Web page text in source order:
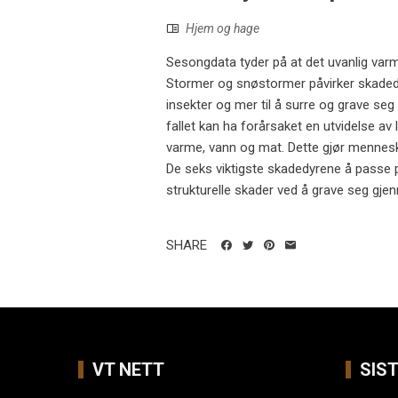
Hjem og hage
Sesongdata tyder på at det uvanlig
Stormer og snøstormer påvirker
insekter og mer til å surre og grave
fallet kan ha forårsaket en utvidelse av
varme, vann og mat. Dette gjør
De seks viktigste skadedyrene å
strukturelle skader ved å grave seg
SHARE
VT NETT